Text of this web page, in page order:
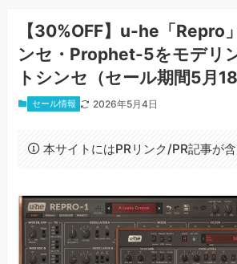
【30%OFF】u-he「Repro
ンセ・Prophet-5をモデリ
トシンセ（セール期間5月
セール情報 2026年5月4日
本サイトにはPRリンク/PR記事が